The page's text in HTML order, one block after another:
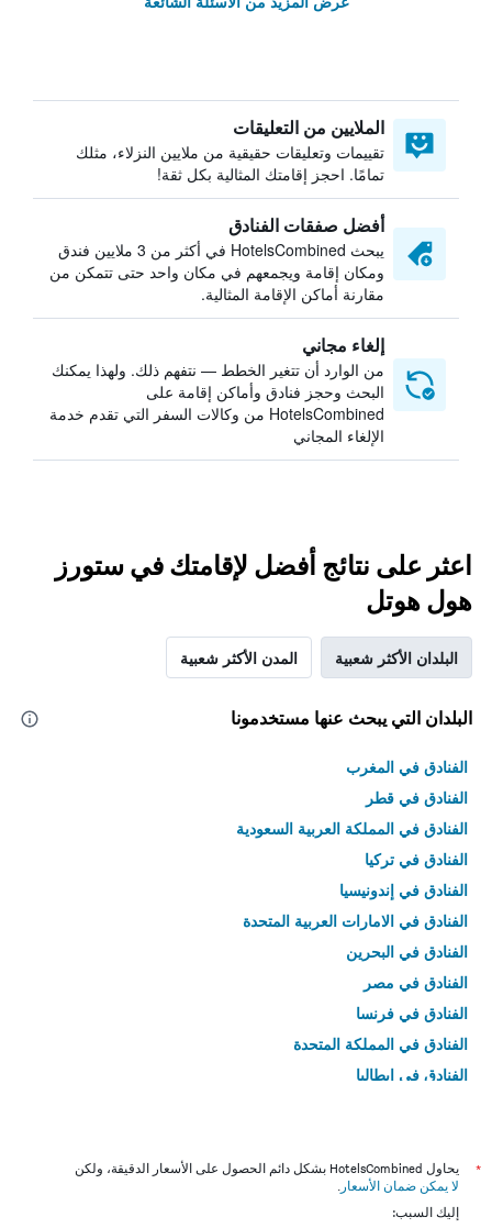
الملايين من التعليقات
تقييمات وتعليقات حقيقية من ملايين النزلاء، مثلك
تمامًا. احجز إقامتك المثالية بكل ثقة!
أفضل صفقات الفنادق
يبحث HotelsCombined في أكثر من 3 ملايين فندق
ومكان إقامة ويجمعهم في مكان واحد حتى تتمكن من
مقارنة أماكن الإقامة المثالية.
إلغاء مجاني
من الوارد أن تتغير الخطط — نتفهم ذلك. ولهذا يمكنك
البحث وحجز فنادق وأماكن إقامة على
HotelsCombined من وكالات السفر التي تقدم خدمة
الإلغاء المجاني
اعثر على نتائج أفضل لإقامتك في ستورز
هول هوتل
البلدان الأكثر شعبية المدن الأكثر شعبية
البلدان التي يبحث عنها مستخدمونا
الفنادق في المغرب
الفنادق في قطر
الفنادق في المملكة العربية السعودية
الفنادق في تركيا
الفنادق في إندونيسيا
الفنادق في الامارات العربية المتحدة
الفنادق في البحرين
الفنادق في مصر
الفنادق في فرنسا
الفنادق في المملكة المتحدة
الفنادق في إيطاليا
*
يحاول HotelsCombined بشكل دائم الحصول على الأسعار الدقيقة، ولكن
لا يمكن ضمان الأسعار .
إليك السبب: